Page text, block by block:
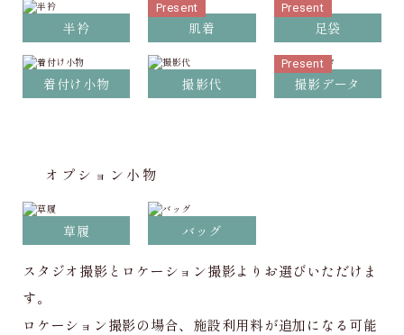
半衿 肌着
Present
足袋
Present
着付け小物 撮影代 撮影データ
Present
オプション小物
草履 バッグ
スタジオ撮影とロケーション撮影よりお選びいただけま
す。
ロケーション撮影の場合、施設利用料が追加になる可能